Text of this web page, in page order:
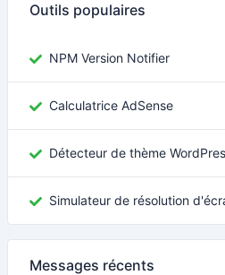
Outils populaires
NPM Version Notifier
Calculatrice AdSense
Détecteur de thème
Simulateur de résolution
Messages récents